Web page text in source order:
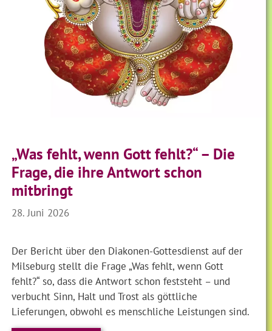
„Was fehlt, wenn Gott fehlt?“ – Die
Frage, die ihre Antwort schon
mitbringt
28. Juni 2026
Der Bericht über den Diakonen-Gottesdienst auf der
Milseburg stellt die Frage „Was fehlt, wenn Gott
fehlt?“ so, dass die Antwort schon feststeht – und
verbucht Sinn, Halt und Trost als göttliche
Lieferungen, obwohl es menschliche Leistungen sind.